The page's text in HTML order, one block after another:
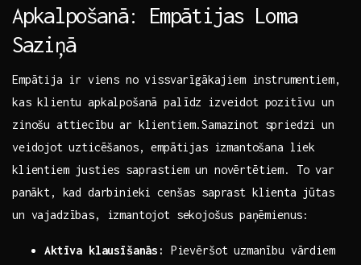
Apkalpošanā: ⁣Empātijas Loma
Saziņā
Empātija⁢ ir⁤ viens no vissvarīgākajiem instrumentiem,
kas klientu apkalpošanā palīdz izveidot pozitīvu un
zinošu attiecību ar klientiem.Samazinot spriedzi​ un
veidojot⁣ uzticēšanos, ⁤empātijas izmantošana ‍liek
klientiem justies saprastiem un novērtētiem. To var
⁤panākt, ​kad darbinieki​ cenšas saprast klienta ⁢jūtas
un ‌vajadzības, izmantojot ⁣sekojošus⁣ paņēmienus:
Aktīva klausīšanās:
Pievēršot uzmanību vārdiem